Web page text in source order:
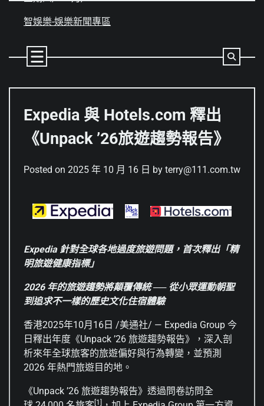
智娛樂-娛樂新聞專區
Expedia 與 Hotels.com 釋出
《Unpack ’26旅遊趨勢報告》
Posted on 2025 年 10 月 16 日 by terry@111.com.tw
Expedia 針對全球各地過度旅遊問題，首次釋出「精
明旅遊健康指標」
2026 年的旅遊趨勢將顛覆傳統── 從小眾運動朝聖
到追求不一樣的歷史文化住宿體驗
香港2025年10月16日 /美通社/ — Expedia Group 今
日釋出年度《Unpack ’26 旅遊趨勢報告》，深入剖
析來年全球旅客的旅遊偏好與行為轉變，並預測
2026 年熱門旅遊目的地。
《Unpack ’26 旅遊趨勢報告》透過問卷訪問全
[1]